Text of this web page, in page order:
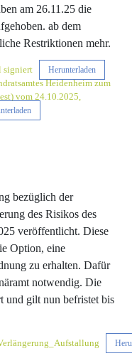
am 26.11.25 die
ab dem
Restriktionen mehr.
signiert
Herunterladen
Heidenheim zum
vom 24.10.2025,
bezüglich der
des Risikos des
veröffentlicht. Diese
Option, eine
zu erhalten. Dafür
notwendig. Die
und gilt nun befristet bis